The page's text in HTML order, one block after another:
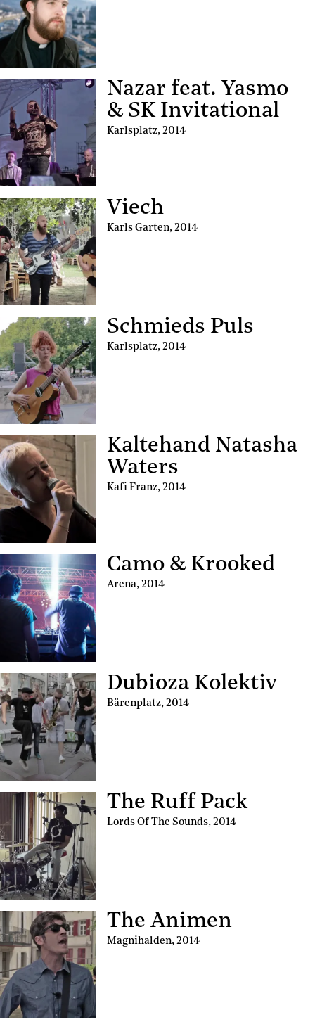
Nazar feat. Yasmo
& SK Invitational
Karlsplatz,2014
Viech
Karls Garten,2014
Schmieds Puls
Karlsplatz,2014
Kaltehand Natasha
Waters
Kafi Franz,2014
Camo & Krooked
Arena,2014
Dubioza Kolektiv
Bärenplatz,2014
The Ruff Pack
Lords Of The Sounds,2014
The Animen
Magnihalden,2014